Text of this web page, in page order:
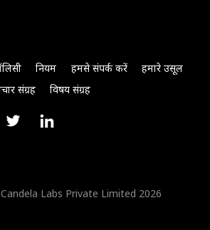
नियम हमसे संपर्क करें
हमारे उसूल
संग्रह विषय संग्रह
Labs Private Limited 2026